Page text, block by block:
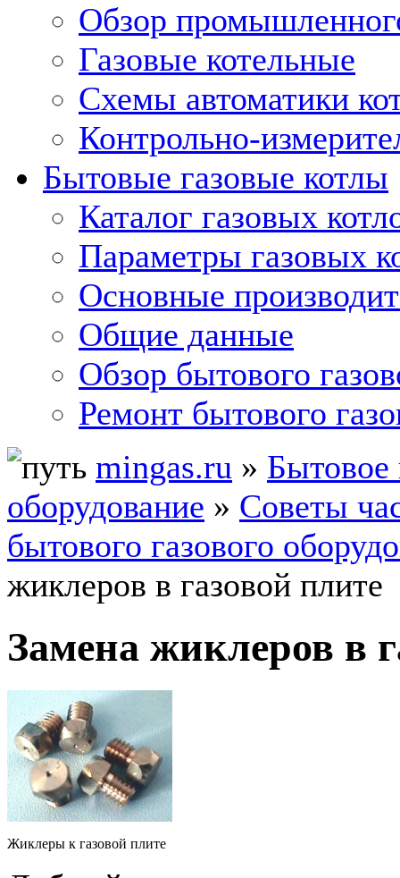
Обзор
Газовые котельные
Схемы автоматики
Контрольно-
Бытовые газовые котлы
Каталог газовых
Параметры газовых
Основные
Общие данные
Обзор бытового
Ремонт бытового
mingas.ru » Бытовое
оборудование » Советы
бытового газового
жиклеров в газовой плите
Замена жиклеров в
Жиклеры к газовой плите